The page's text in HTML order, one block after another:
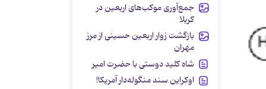
جمع‌آوری موکب‌های اربعین در
کربلا
بازگشت زوار اربعین حسینی از مرز
مهران
شاه کلید دوستی با حضرت امیر
اوکراین سند منگوله‌دار آمریکا!